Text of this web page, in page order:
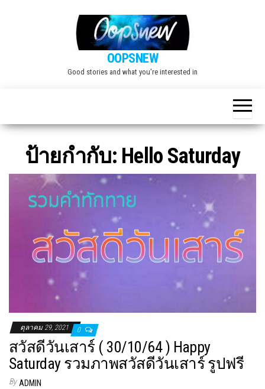
OOPSNEW
Good stories and what you're interested in
ป้ายกำกับ: Hello Saturday
ตุลาคม 29, 2021 0
สวัสดีวันเสาร์ ( 30/10/64 ) Happy
Saturday รวมภาพสวัสดีวันเสาร์ รูปฟรี
By ADMIN